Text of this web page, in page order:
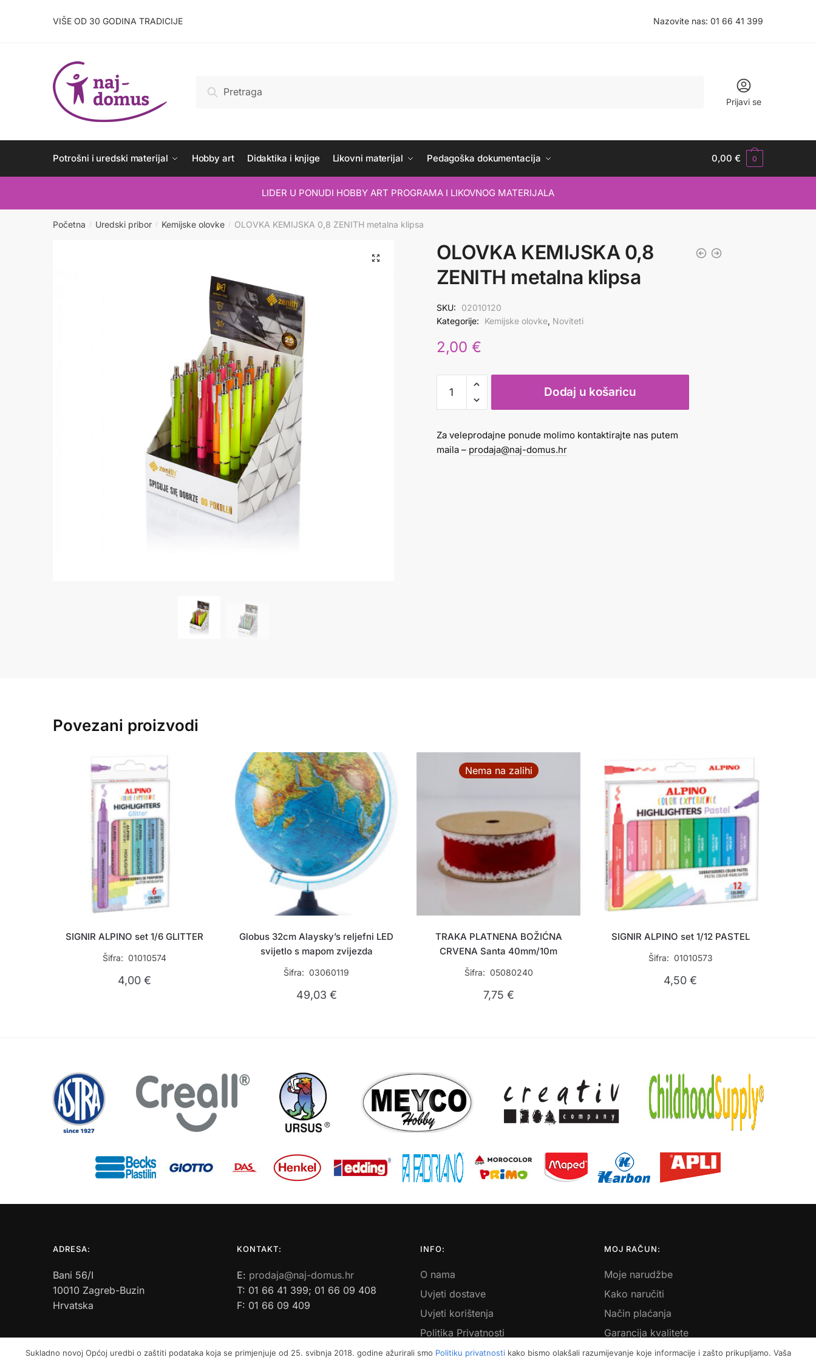
VIŠE OD 30 GODINA TRADICIJE Nazovite nas: 01 66 41 399
Pretraži
Prijavi se
Potrošni i uredski materijal Hobby art Didaktika i knjige Likovni materijal Pedagoška dokumentacija 0,00€ 0
LIDER U PONUDI HOBBY ART PROGRAMA I LIKOVNOG MATERIJALA
Početna / Uredski pribor / Kemijske olovke / OLOVKA KEMIJSKA 0,8 ZENITH metalna klipsa
OLOVKA KEMIJSKA 0,8
ZENITH metalna klipsa
SKU:
02010120
Kategorije:
Kemijske olovke, Noviteti
2,00 €
OLOVKA
KEMIJSKA
0,8
metalna
klipsa
Dodaj u košaricu
Za veleprodajne ponude molimo kontaktirajte nas putem
maila – prodaja@naj-domus.hr
Povezani proizvodi
SIGNIR ALPINO set 1/6 GLITTER
Šifra: 01010574
4,00€
Globus 32cm Alaysky’s reljefni LED
svijetlo s mapom zvijezda
Šifra: 03060119
49,03 €
Nema na zalihi
TRAKA PLATNENA BOŽIĆNA
CRVENA Santa 40mm/10m
Šifra: 05080240
7,75 €
SIGNIR ALPINO set 1/12 PASTEL
Šifra: 01010573
4,50€
ADRESA:
Bani 56/I
10010 Zagreb-Buzin
Hrvatska
KONTAKT:
E: prodaja@naj-domus.hr
T: 01 66 41 399; 01 66 09 408
F: 01 66 09 409
INFO:
O nama
Uvjeti dostave
Uvjeti korištenja
Politika Privatnosti
Povrati i reklamacije
MOJ RAČUN:
Moje narudžbe
Kako naručiti
Način plaćanja
Garancija kvalitete
Košarica
Sukladno novoj Općoj uredbi o zaštiti podataka koja se primjenjuje od 25. svibnja 2018. godine ažurirali smo Politiku privatnostikako bismo olakšali razumijevanje koje informacije i zašto prikupljamo. Vaša